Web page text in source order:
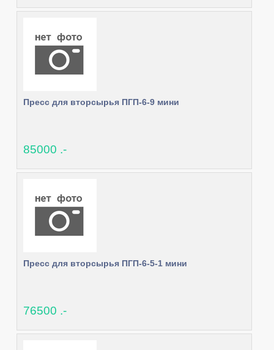
Пресс для вторсырья ПГП-6-9 мини
85000 .-
Пресс для вторсырья ПГП-6-5-1 мини
76500 .-